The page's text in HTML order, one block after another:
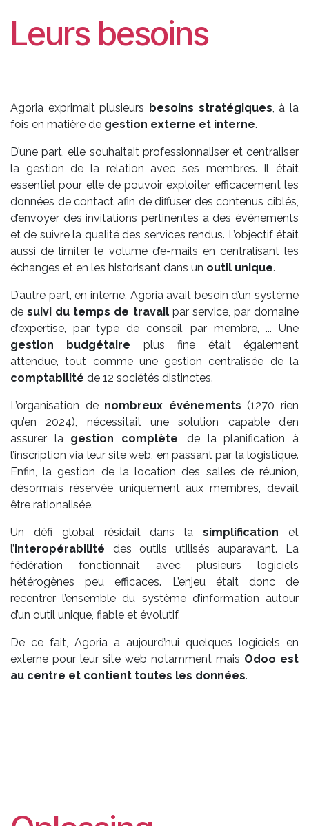
Leurs besoins
Agoria exprimait plusieurs besoins stratégiques, à la
fois en matière de gestion externe et interne.
D’une part, elle souhaitait professionnaliser et centraliser
la gestion de la relation avec ses membres. Il était
essentiel pour elle de pouvoir exploiter efficacement les
données de contact afin de diffuser des contenus ciblés,
d’envoyer des invitations pertinentes à des événements
et de suivre la qualité des services rendus. L’objectif était
aussi de limiter le volume d’e-mails en centralisant les
échanges et en les historisant dans un outil unique.
D’autre part, en interne, Agoria avait besoin d’un système
desuivi du temps de travail par service, par domaine
d’expertise, par type de conseil, par membre, ... Une
gestion budgétaire plus fine était également
attendue, tout comme une gestion centralisée de la
comptabilité de 12 sociétés distinctes.
L’organisation de nombreux événements (1270 rien
qu’en 2024), nécessitait une solution capable d’en
assurer la gestion complète, de la planification à
l’inscription via leur site web, en passant par la logistique.
Enfin, la gestion de la location des salles de réunion,
désormais réservée uniquement aux membres, devait
être rationalisée.
Un défi global résidait dans lasimplificationet
l’interopérabilité des outils utilisés auparavant. La
fédération fonctionnait avec plusieurs logiciels
hétérogènes peu efficaces. L’enjeu était donc de
recentrer l’ensemble du système d’information autour
d’un outil unique, fiable et évolutif.
De ce fait, Agoria a aujourd’hui quelques logiciels en
externe pour leur site web notamment mais Odoo est
au centre et contient toutes les données.